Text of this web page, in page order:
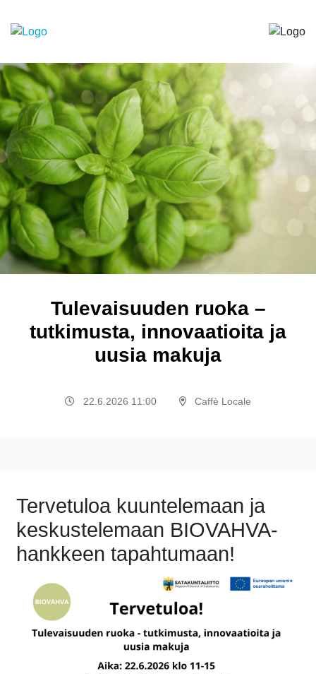
Tulevaisuuden ruoka –
tutkimusta, innovaatioita ja
uusia makuja
22.6.2026 11:00 Caffè Locale
Tervetuloa kuuntelemaan ja
keskustelemaan BIOVAHVA-
hankkeen tapahtumaan!